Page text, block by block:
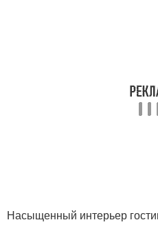
Насыщенный интерьер